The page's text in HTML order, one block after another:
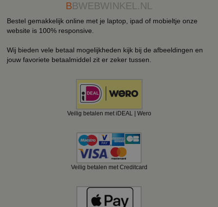
BBWEBWINKEL.NL
Bestel gemakkelijk online met je laptop, ipad of mobieltje onze
website is 100% responsive.
Wij bieden vele betaal mogelijkheden kijk bij de afbeeldingen en
jouw favoriete betaalmiddel zit er zeker tussen.
Veilig betalen met iDEAL | Wero
Veilig betalen met Creditcard